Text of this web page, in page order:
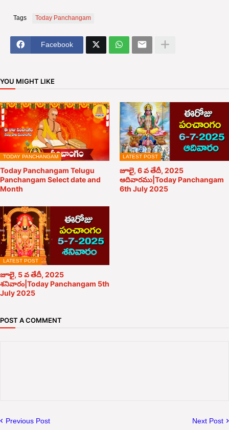
Tags Today Panchangam
Facebook
YOU MIGHT LIKE
TODAY PANCHANGAM
Today Panchangam Telugu
Panchangam Select date and
Month
LATEST POST
జూలై, 6 వ తేదీ, 2025
ఆదివారము|Today Panchangam
6th July 2025
LATEST POST
జూలై, 5 వ తేదీ, 2025
శనివారం|Today Panchangam 5th
July 2025
POST A COMMENT
Previous Post Next Post